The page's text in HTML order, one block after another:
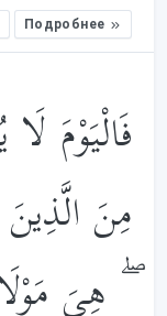
Подробнее
فَالْيَوْمَ
مِنَ
هِيَ